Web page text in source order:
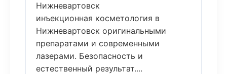
Нижневартовск
инъекционная косметология в
Нижневартовск оригинальными
препаратами и современными
лазерами. Безопасность и
естественный результат....